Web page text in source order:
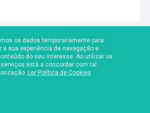
os dados temporariamente para
a sua experiência de navegação e
do seu interesse. Ao utilizar os
está a concordar com tal
Ler Política de Cookies